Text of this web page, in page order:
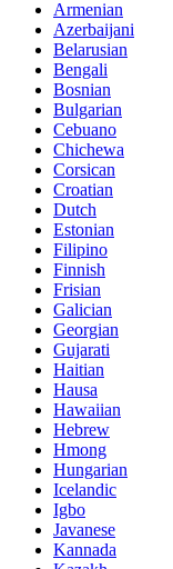
Armenian
Azerbaijani
Belarusian
Bengali
Bosnian
Bulgarian
Cebuano
Chichewa
Corsican
Croatian
Dutch
Estonian
Filipino
Finnish
Frisian
Galician
Georgian
Gujarati
Haitian
Hausa
Hawaiian
Hebrew
Hmong
Hungarian
Icelandic
Igbo
Javanese
Kannada